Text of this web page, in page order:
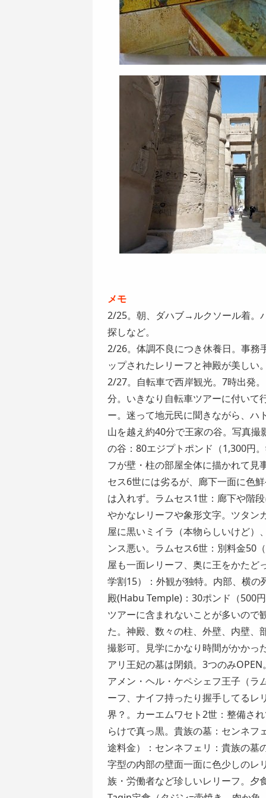
メモ
2/25。朝、ダハブ→ルクソール着。
探しなど。
2/26。体調不良につき休養日。事務
ップされたレリーフと神殿が美しい
2/27。自転車で西岸観光。7時出発
分。いきなり自転車ツアーに付いて
ー。迷って地元民に聞きながら、ハ
山を越え約40分で王家の谷。写真
の谷：80エジプトポンド（1,300円
フが壁・柱の部屋全体に描かれて見
セス6世には劣るが、廊下一面に色
は入れず。ラムセス1世：廊下や階
やかなレリーフや象形文字。ツタン
屋に黒いミイラ（本物らしいけど）
ンス悪い。ラムセス6世：別料金50
屋も一面レリーフ、奥に王をかたど
学割15）：外観が独特。内部、横
殿(Habu Temple)：30ポンド（500
ツアーに含まれないことが多いので
た。神殿、数々の柱、外壁、内壁、
撮影可。見学にかなり時間がかかっ
アリ王妃の墓は閉鎖。3つのみ
アメン・ヘル・ケペシェフ王子（ラ
ーフ、ナイフ持ったり握手してるレ
界？。カーエムワセト2世：整備さ
らけで真っ黒。貴族の墓：センネ
途料金）：センネフェリ：貴族の墓
字型の内部の壁面一面に色少しのレ
族・労働者など珍しいレリーフ。夕